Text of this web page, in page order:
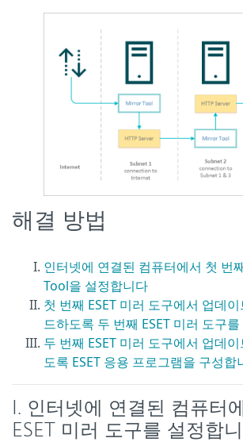
해결 방법
인터넷에 연결된 컴퓨터에서 첫 번
Tool을 설정합니다
첫 번째 ESET 미러 도구에서 업데
드하도록 두 번째 ESET 미러 도구
두 번째 ESET 미러 도구에서 업데
도록 ESET 응용 프로그램을 구성합
I. 인터넷에 연결된 컴퓨터
ESET 미러 도구를 설정합